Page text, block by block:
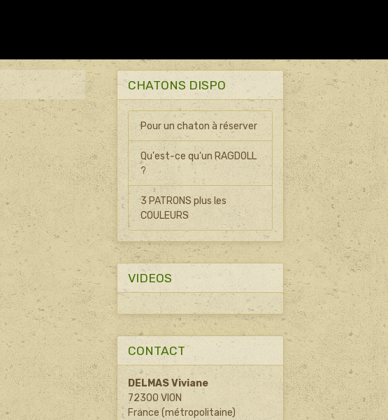
CHATONS DISPO
Pour un chaton à réserver
Qu'est-ce qu'un RAGDOLL
?
3 PATRONS plus les
COULEURS
VIDEOS
CONTACT
DELMAS Viviane
72300 VION
France (métropolitaine)